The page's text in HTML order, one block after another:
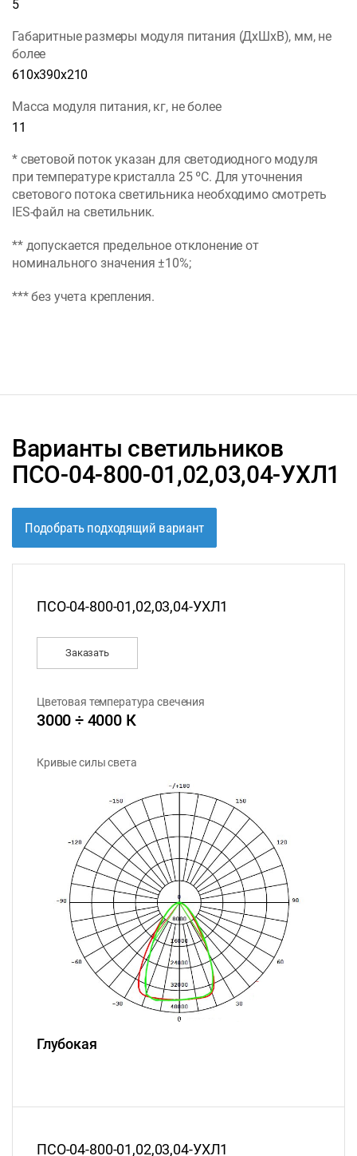
5
Габаритные размеры модуля питания (ДхШхВ), мм, не
более
610х390х210
Масса модуля питания, кг, не более
11
* световой поток указан для светодиодного модуля
при температуре кристалла 25 ºС. Для уточнения
светового потока светильника необходимо смотреть
IES-файл на светильник.
** допускается предельное отклонение от
номинального значения ±10%;
*** без учета крепления.
Варианты светильников
ПСО-04-800-01,02,03,04-УХЛ1
Подобрать подходящий вариант
ПСО-04-800-01,02,03,04-УХЛ1
Заказать
Цветовая температура свечения
3000 ÷ 4000 К
Кривые силы света
Глубокая
ПСО-04-800-01,02,03,04-УХЛ1